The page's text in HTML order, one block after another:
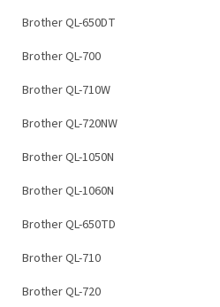
Brother QL-650DT
Brother QL-700
Brother QL-710W
Brother QL-720NW
Brother QL-1050N
Brother QL-1060N
Brother QL-650TD
Brother QL-710
Brother QL-720